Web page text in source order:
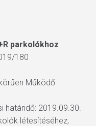
parkolókhoz
180
Működő
határidő: 2019.09.30.
létesítéséhez,